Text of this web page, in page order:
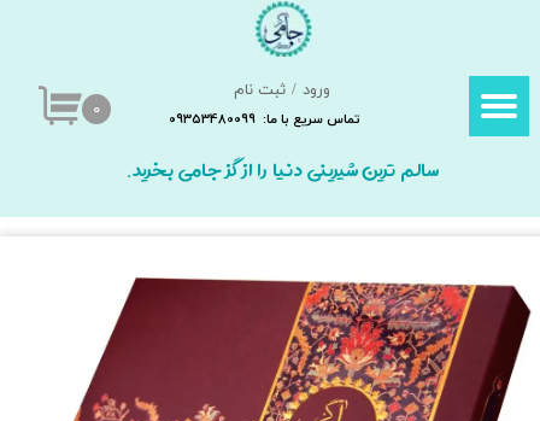
ورود / ثبت نام
تغییر گذر واژه
خروج از حساب کاربری
تماس سریع با ما: 09353480099 ۰
سالم ترین شیرینی دنیا را از گز جامی بخرید.